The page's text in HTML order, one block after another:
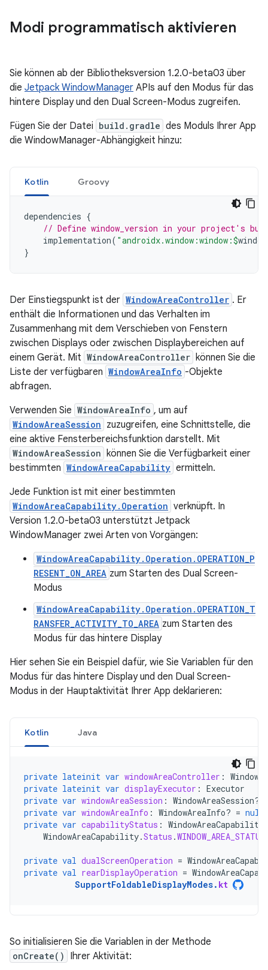
Modi programmatisch aktivieren
Sie können ab der Bibliotheksversion 1.2.0-beta03 über
die Jetpack WindowManager APIs auf den Modus für das
hintere Display und den Dual Screen-Modus zugreifen.
Fügen Sie der Datei build.gradle des Moduls Ihrer App
die WindowManager-Abhängigkeit hinzu:
Kotlin Groovy
dependencies {
// Define window_version in your project's
implementation( "androidx.window:window:$
}
Der Einstiegspunkt ist der WindowAreaController . Er
enthält die Informationen und das Verhalten im
Zusammenhang mit dem Verschieben von Fenstern
zwischen Displays oder zwischen Displaybereichen auf
einem Gerät. Mit WindowAreaController können Sie die
Liste der verfügbaren WindowAreaInfo -Objekte
abfragen.
Verwenden Sie WindowAreaInfo , um auf
WindowAreaSession zuzugreifen, eine Schnittstelle, die
eine aktive Fensterbereichsfunktion darstellt. Mit
WindowAreaSession
können Sie die Verfügbarkeit einer
bestimmten WindowAreaCapability ermitteln.
Jede Funktion ist mit einer bestimmten
WindowAreaCapability.Operation verknüpft. In
Version 1.2.0-beta03 unterstützt Jetpack
WindowManager zwei Arten von Vorgängen:
WindowAreaCapability.Operation.OPERATION_P
RESENT_ON_AREA zum Starten des Dual Screen-
Modus
WindowAreaCapability.Operation.OPERATION_T
RANSFER_ACTIVITY_TO_AREA zum Starten des
Modus für das hintere Display
Hier sehen Sie ein Beispiel dafür, wie Sie Variablen für den
Modus für das hintere Display und den Dual Screen-
Modus in der Hauptaktivität Ihrer App deklarieren:
Kotlin Java
private lateinit var windowAreaController :
private lateinit var displayExecutor : Executor
private var windowAreaSession : WindowAreaSession?
private var windowAreaInfo : WindowAreaInfo? = null
private var capabilityStatus : WindowAreaCapability
WindowAreaCapability.Status .
private val dualScreenOperation =
private val rearDisplayOperation =
SupportFoldableDisplayModes. kt
So initialisieren Sie die Variablen in der Methode
onCreate() Ihrer Aktivität: